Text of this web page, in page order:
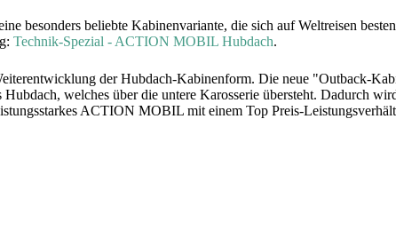
besonders beliebte Kabinenvariante, die sich auf Weltreisen
Technik-Spezial - ACTION MOBIL Hubdach.
der Hubdach-Kabinenform. Die neue "Outback-
welches über die untere Karosserie übersteht. Dadurch
ACTION MOBIL mit einem Top Preis-